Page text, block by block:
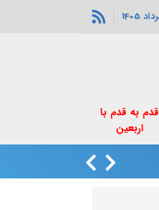
قدم به قدم با
اربعین